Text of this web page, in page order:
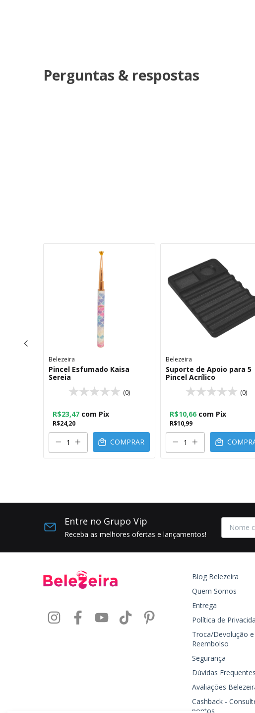
Perguntas & respostas
Belezeira
Pincel Esfumado Kaisa
Sereia
(0)
R$24,20
R$23,47 com Pix
COMPRAR
Belezeira
Suporte de Apoio para 5
Pincel Acrílico
(0)
R$10,99
R$10,66 com Pix
Entre no Grupo Vip
Receba as melhores ofertas e lançamentos!
Blog Belezeira
Quem Somos
Entrega
Política de
Troca/Devolução e
Reembolso
Segurança
Dúvidas Frequentes
Avaliações
Cashback -
pontos